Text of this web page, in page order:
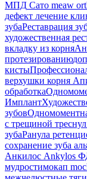
МПД Сато meaw
дефект лечение
зубаРеставрация
художественная
вкладку из корня
протезированию
кисты
верхушки корня
обработка
Имплант
зубов
с трещиной
зубаРанула
сохранение зуба
Анкилос Ankylos
мудростимокап